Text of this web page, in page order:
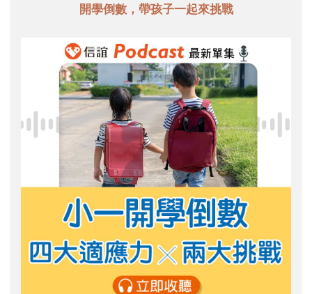
開學倒數，帶孩子一起來挑戰